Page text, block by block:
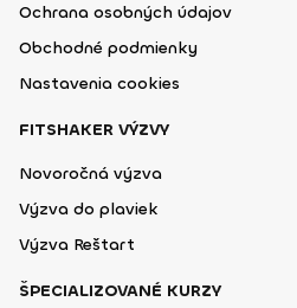
Ochrana osobných údajov
Obchodné podmienky
Nastavenia cookies
FITSHAKER VÝZVY
Novoročná výzva
Výzva do plaviek
Výzva Reštart
ŠPECIALIZOVANÉ KURZY